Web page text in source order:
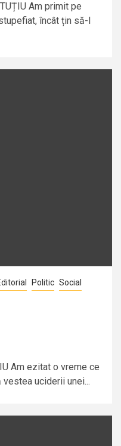
Am primit pe
încât țin să-l
Politic Social
Am ezitat o vreme ce
uciderii unei...